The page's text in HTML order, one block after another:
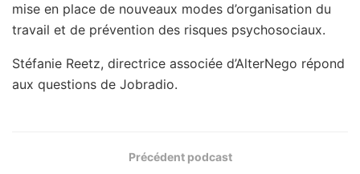
mise en place de nouveaux modes d’organisation du
travail et de prévention des risques psychosociaux.
Stéfanie Reetz, directrice associée d’AlterNego répond
aux questions de Jobradio.
Précédent podcast